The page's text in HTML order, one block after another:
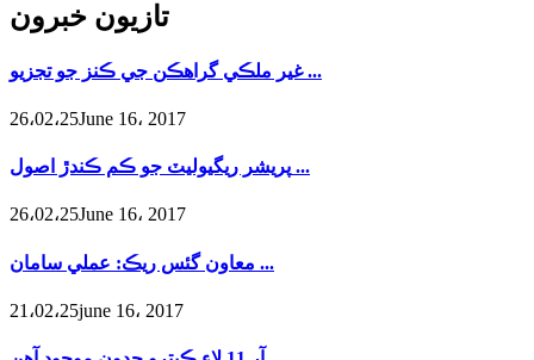
تازيون خبرون
غير ملڪي گراهڪن جي ڪنز جو تجزيو ...
26،02،25June 16، 2017
پريشر ريگيوليٽ جو ڪم ڪندڙ اصول ...
26،02،25June 16، 2017
معاون گئس ريڪ: عملي سامان ...
21،02،25june 16، 2017